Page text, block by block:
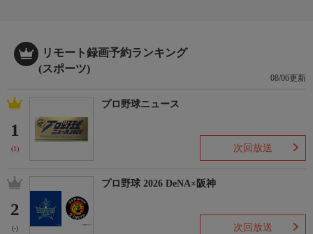
リモート録画予約ランキング
(スポーツ)
08/06更新
1
(1)
プロ野球ニュース
次回放送
2
(-)
プロ野球 2026 DeNA×阪神
次回放送